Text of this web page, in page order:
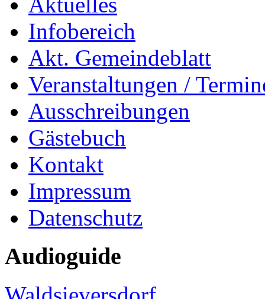
Infobereich
Akt. Gemeindeblatt
Veranstaltungen /
Ausschreibungen
Gästebuch
Kontakt
Impressum
Datenschutz
Audioguide